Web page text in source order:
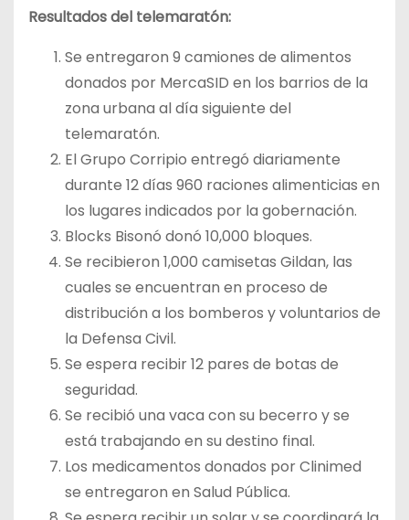
Resultados del telemaratón:
Se entregaron 9 camiones de alimentos
donados por MercaSID en los barrios de la
zona urbana al día siguiente del
telemaratón.
El Grupo Corripio entregó diariamente
durante 12 días 960 raciones alimenticias en
los lugares indicados por la gobernación.
Blocks Bisonó donó 10,000 bloques.
Se recibieron 1,000 camisetas Gildan, las
cuales se encuentran en proceso de
distribución a los bomberos y voluntarios de
la Defensa Civil.
Se espera recibir 12 pares de botas de
seguridad.
Se recibió una vaca con su becerro y se
está trabajando en su destino final.
Los medicamentos donados por Clinimed
se entregaron en Salud Pública.